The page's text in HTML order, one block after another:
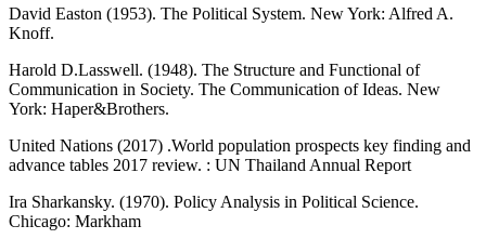
David Easton (1953). The Political System. New York: Alfred A.
Knoff.
Harold D.Lasswell. (1948). The Structure and Functional of
Communication in Society. The Communication of Ideas. New
York: Haper&Brothers.
United Nations (2017) .World population prospects key finding and
advance tables 2017 review. : UN Thailand Annual Report
Ira Sharkansky. (1970). Policy Analysis in Political Science.
Chicago: Markham